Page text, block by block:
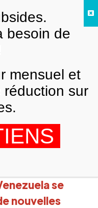
se
nouvelles
besoin de
mensuel et
sur